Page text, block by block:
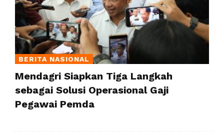
BERITA NASIONAL
Mendagri Siapkan Tiga Langkah
sebagai Solusi Operasional Gaji
Pegawai Pemda